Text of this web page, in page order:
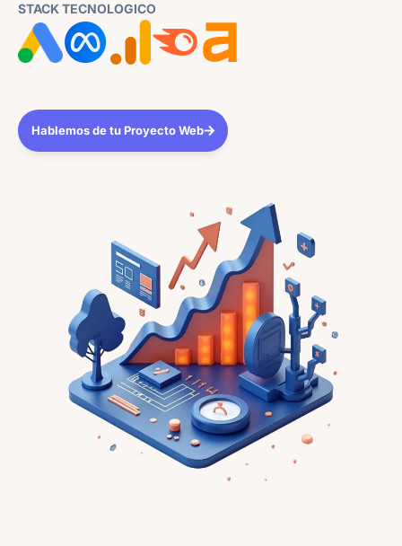
STACK TECNOLOGICO
Hablemos de tu Proyecto Web